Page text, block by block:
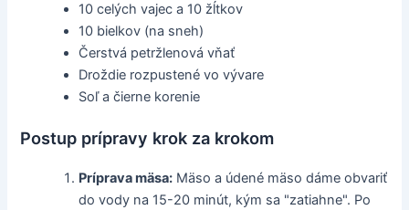
10 celých vajec a 10 žĺtkov
10 bielkov (na sneh)
Čerstvá petržlenová vňať
Droždie rozpustené vo vývare
Soľ a čierne korenie
Postup prípravy krok za krokom
Príprava mäsa: Mäso a údené mäso dáme obvariť
do vody na 15-20 minút, kým sa "zatiahne". Po